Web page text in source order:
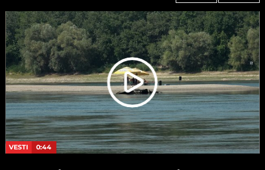
VESTI 0:44